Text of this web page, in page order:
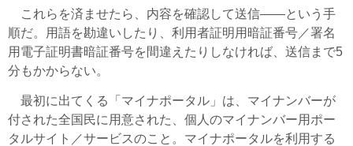
これらを済ませたら、内容を確認して送信――という手
順だ。用語を勘違いしたり、利用者証明用暗証番号／署名
用電子証明書暗証番号を間違えたりしなければ、送信まで5
分もかからない。
最初に出てくる「マイナポータル」は、マイナンバーが
付された全国民に用意された、個人のマイナンバー用ポー
タルサイト／サービスのこと。マイナポータルを利用する